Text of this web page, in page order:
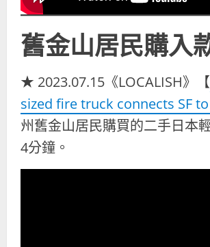
舊金山居民購入
★ 2023.07.15《LOCALISH》【
sized fire truck connects SF to
州舊金山居民購買的二手日本
4分鐘。